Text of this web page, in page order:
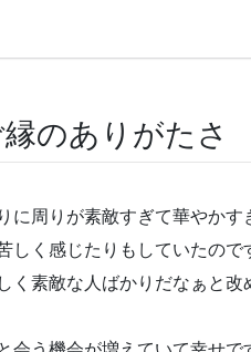
のありがたさ
周りが素敵すぎて華やかす
く感じたりもしていたので
く素敵な人ばかりだなぁと改